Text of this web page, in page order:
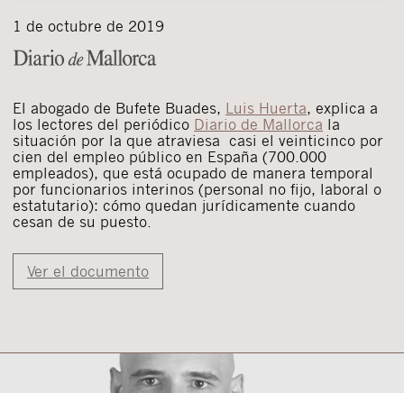
1 de octubre de 2019
El abogado de Bufete Buades, Luis Huerta, explica a
los lectores del periódico Diario de Mallorca la
situación por la que atraviesa casi el veinticinco por
cien del empleo público en España (700.000
empleados), que está ocupado de manera temporal
por funcionarios interinos (personal no fijo, laboral o
estatutario): cómo quedan jurídicamente cuando
cesan de su puesto.
Ver el documento